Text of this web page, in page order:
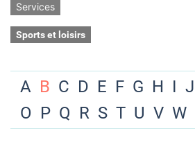
Services
Sports et loisirs
A B C D E F G H I J
O P Q R S T U V W